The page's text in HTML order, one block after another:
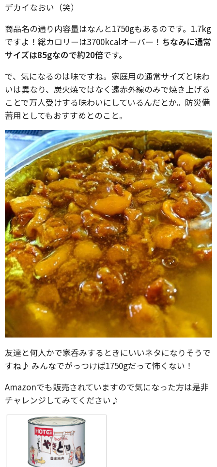
デカイなおい（笑）
商品名の通り内容量はなんと1750gもあるのです。1.7kg
ですよ！総カロリーは3700kcalオーバー！ ちなみに通常
サイズは85gなので約20倍です。
で、気になるのは味ですね。家庭用の通常サイズと味わ
いは異なり、炭火焼ではなく遠赤外線のみで焼き上げる
ことで万人受けする味わいにしているんだとか。防災備
蓄用としてもおすすめとのこと。
友達と何人かで家呑みするときにいいネタになりそうで
すね♪ みんなでがっつけば1750gだって怖くない！
Amazonでも販売されていますので気になった方は是非
チャレンジしてみてください♪